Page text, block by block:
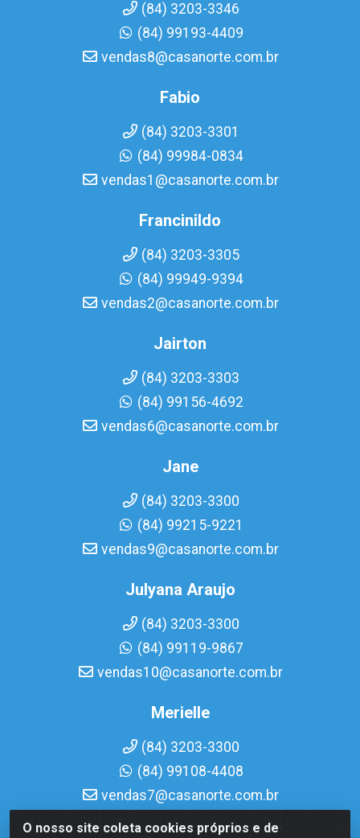
O nosso site coleta cookies próprios e de
(84) 3203-3346
(84) 99193-4409
vendas8@casanorte.com.br
Fabio
(84) 3203-3301
(84) 99984-0834
vendas1@casanorte.com.br
Francinildo
(84) 3203-3305
(84) 99949-9394
vendas2@casanorte.com.br
Jairton
(84) 3203-3303
(84) 99156-4692
vendas6@casanorte.com.br
Jane
(84) 3203-3300
(84) 99215-9221
vendas9@casanorte.com.br
Julyana Araujo
(84) 3203-3300
(84) 99119-9867
vendas10@casanorte.com.br
Merielle
(84) 3203-3300
(84) 99108-4408
vendas7@casanorte.com.br